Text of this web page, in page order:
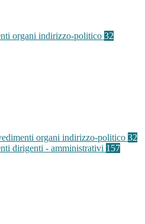
organi indirizzo-politico 32
organi indirizzo-politico 32
dirigenti - amministrativi 157